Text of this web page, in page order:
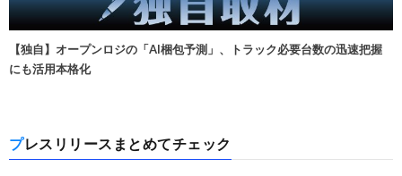
【独自】オープンロジの「AI梱包予測」、トラック必要台数の迅速把握
にも活用本格化
プレスリリースまとめてチェック